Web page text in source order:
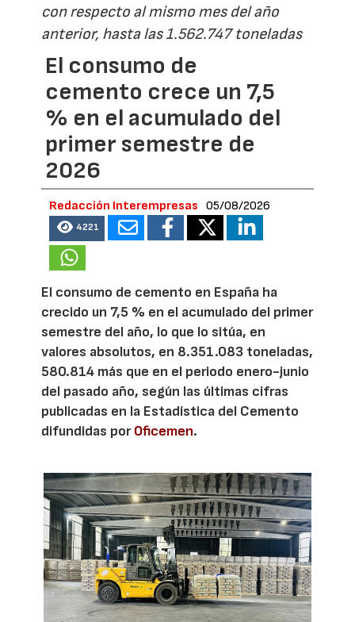
con respecto al mismo mes del año
anterior, hasta las 1.562.747 toneladas
El consumo de
cemento crece un 7,5
% en el acumulado del
primer semestre de
2026
Redacción Interempresas 05/08/2026
4221
El consumo de cemento en España ha
crecido un 7,5 % en el acumulado del primer
semestre del año, lo que lo sitúa, en
valores absolutos, en 8.351.083 toneladas,
580.814 más que en el periodo enero-junio
del pasado año, según las últimas cifras
publicadas en la Estadística del Cemento
difundidas porOficemen.